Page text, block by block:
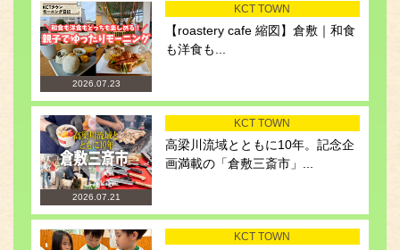
2026.07.23
KCT TOWN
【roastery cafe 縮図】倉敷｜和食
も洋食も...
2026.07.21
KCT TOWN
高梁川流域とともに10年。記念企
画満載の「倉敷三斎市」...
KCT TOWN